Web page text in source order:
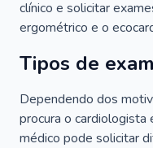
clínico e solicitar
ergométrico e o
Tipos de
Dependendo dos
procura o
médico pode solicitar